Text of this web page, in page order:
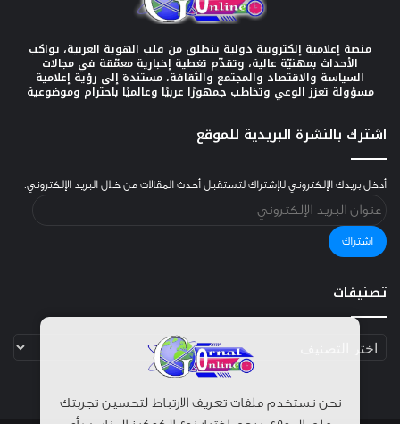
منصة إعلامية إلكترونية دولية تنطلق من قلب الهوية العربية، تواكب
الأحداث بمهنيّة عالية، وتقدّم تغطية إخبارية معمّقة في مجالات
السياسة والاقتصاد والمجتمع والثقافة، مستندة إلى رؤية إعلامية
مسؤولة تعزز الوعي وتخاطب جمهورًا عربيًا وعالميًا باحترام وموضوعية
اشترك بالنشرة البريدية للموقع
أدخل بريدك الإلكتروني للإشتراك لتستقبل أحدث المقالات من خلال البريد الإلكتروني.
البريد
الإلكتروني
اشتراك
تصنيفات
تصنيفات
نحن نستخدم ملفات تعريف الارتباط لتحسين تجربتك